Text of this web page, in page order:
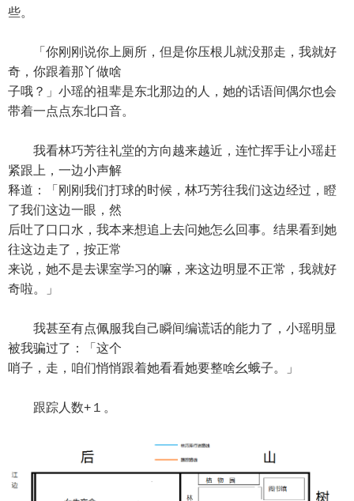
些。
「你刚刚说你上厕所，但是你压根儿就没那走，我就好
奇，你跟着那丫做啥
子哦？」小瑶的祖辈是东北那边的人，她的话语间偶尔也会
带着一点点东北口音。
我看林巧芳往礼堂的方向越来越近，连忙挥手让小瑶赶
紧跟上，一边小声解
释道：「刚刚我们打球的时候，林巧芳往我们这边经过，瞪
了我们这边一眼，然
后吐了口口水，我本来想追上去问她怎么回事。结果看到她
往这边走了，按正常
来说，她不是去课室学习的嘛，来这边明显不正常，我就好
奇啦。」
我甚至有点佩服我自己瞬间编谎话的能力了，小瑶明显
被我骗过了：「这个
哨子，走，咱们悄悄跟着她看看她要整啥幺蛾子。」
跟踪人数+１。